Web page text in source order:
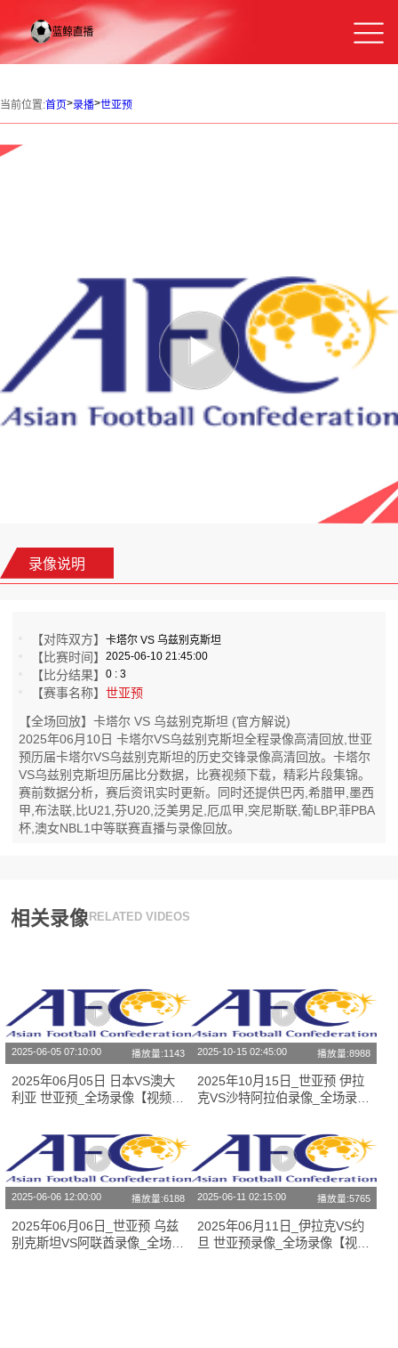
当前位置:首页>录播>世亚预
录像说明
【对阵双方】卡塔尔 VS 乌兹别克斯坦
【比赛时间】2025-06-10 21:45:00
【比分结果】0 : 3
【赛事名称】世亚预
【全场回放】卡塔尔 VS 乌兹别克斯坦 (官方解说)
2025年06月10日 卡塔尔VS乌兹别克斯坦全程录像高清回放,世亚
预历届卡塔尔VS乌兹别克斯坦的历史交锋录像高清回放。卡塔尔
VS乌兹别克斯坦历届比分数据，比赛视频下载，精彩片段集锦。
赛前数据分析，赛后资讯实时更新。同时还提供巴丙,希腊甲,墨西
甲,布法联,比U21,芬U20,泛美男足,厄瓜甲,突尼斯联,葡LBP,菲PBA
杯,澳女NBL1中等联赛直播与录像回放。
相关录像 RELATED VIDEOS
2025-06-05 07:10:00 播放量:1143
2025年06月05日 日本VS澳大
利亚 世亚预_全场录像【视频集
2025-10-15 02:45:00 播放量:8988
2025年10月15日_世亚预 伊拉
克VS沙特阿拉伯录像_全场录像
2025-06-06 12:00:00 播放量:6188
2025年06月06日_世亚预 乌兹
别克斯坦VS阿联酋录像_全场录
2025-06-11 02:15:00 播放量:5765
2025年06月11日_伊拉克VS约
旦 世亚预录像_全场录像【视频